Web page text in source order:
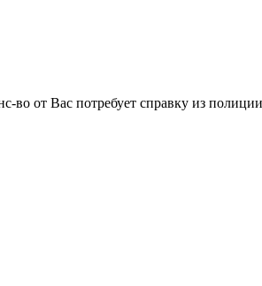
во от Вас потребует справку из